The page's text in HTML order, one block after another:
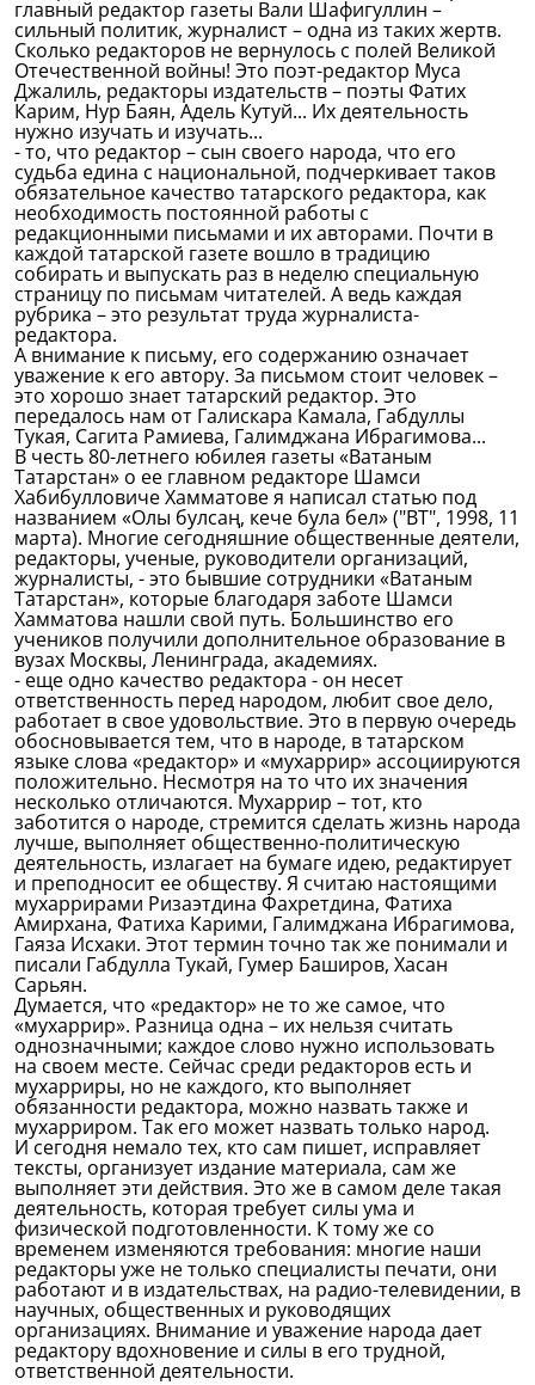
главный редактор газеты Вали Шафигуллин –
сильный политик, журналист – одна из таких жертв.
Сколько редакторов не вернулось с полей Великой
Отечественной войны! Это поэт-редактор Муса
Джалиль, редакторы издательств – поэты Фатих
Карим, Нур Баян, Адель Кутуй... Их деятельность
нужно изучать и изучать...
- то, что редактор – сын своего народа, что его
судьба едина с национальной, подчеркивает таков
обязательное качество татарского редактора, как
необходимость постоянной работы с
редакционными письмами и их авторами. Почти в
каждой татарской газете вошло в традицию
собирать и выпускать раз в неделю специальную
страницу по письмам читателей. А ведь каждая
рубрика – это результат труда журналиста-
редактора.
А внимание к письму, его содержанию означает
уважение к его автору. За письмом стоит человек –
это хорошо знает татарский редактор. Это
передалось нам от Галискара Камала, Габдуллы
Тукая, Сагита Рамиева, Галимджана Ибрагимова...
В честь 80-летнего юбилея газеты «Ватаным
Татарстан» о ее главном редакторе Шамси
Хабибулловиче Хамматове я написал статью под
названием «Олы булсаң, кече була бел» ("ВТ", 1998, 11
марта). Многие сегодняшние общественные деятели,
редакторы, ученые, руководители организаций,
журналисты, - это бывшие сотрудники «Ватаным
Татарстан», которые благодаря заботе Шамси
Хамматова нашли свой путь. Большинство его
учеников получили дополнительное образование в
вузах Москвы, Ленинграда, академиях.
- еще одно качество редактора - он несет
ответственность перед народом, любит свое дело,
работает в свое удовольствие. Это в первую очередь
обосновывается тем, что в народе, в татарском
языке слова «редактор» и «мухаррир» ассоциируются
положительно. Несмотря на то что их значения
несколько отличаются. Мухаррир – тот, кто
заботится о народе, стремится сделать жизнь народа
лучше, выполняет общественно-политическую
деятельность, излагает на бумаге идею, редактирует
и преподносит ее обществу. Я считаю настоящими
мухаррирами Ризаэтдина Фахретдина, Фатиха
Амирхана, Фатиха Карими, Галимджана Ибрагимова,
Гаяза Исхаки. Этот термин точно так же понимали и
писали Габдулла Тукай, Гумер Баширов, Хасан
Сарьян.
Думается, что «редактор» не то же самое, что
«мухаррир». Разница одна – их нельзя считать
однозначными; каждое слово нужно использовать
на своем месте. Сейчас среди редакторов есть и
мухарриры, но не каждого, кто выполняет
обязанности редактора, можно назвать также и
мухарриром. Так его может назвать только народ.
И сегодня немало тех, кто сам пишет, исправляет
тексты, организует издание материала, сам же
выполняет эти действия. Это же в самом деле такая
деятельность, которая требует силы ума и
физической подготовленности. К тому же со
временем изменяются требования: многие наши
редакторы уже не только специалисты печати, они
работают и в издательствах, на радио-телевидении, в
научных, общественных и руководящих
организациях. Внимание и уважение народа дает
редактору вдохновение и силы в его трудной,
ответственной деятельности.